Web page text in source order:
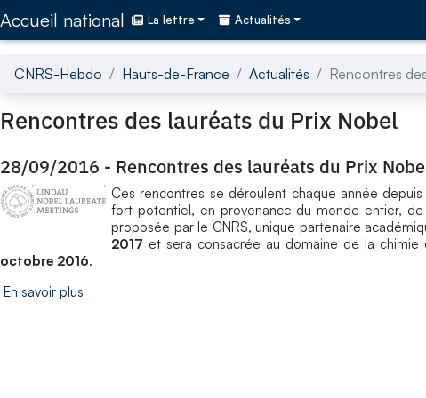
Accueil national La lettre Actualités
CNRS-Hebdo Hauts-de-France Actualités Rencontres
Rencontres des lauréats du Prix Nobel
28/09/2016 - Rencontres des lauréats du Prix
Ces rencontres se déroulent chaque année
fort potentiel, en provenance du monde entier,
proposée par le CNRS, unique partenaire
2017 et sera consacrée au domaine de la
octobre 2016.
En savoir plus